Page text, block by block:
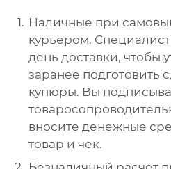
Наличные при
курьером.
день доставки, чтобы
заранее подготовить
купюры. Вы
вносите денежные
товар и чек.